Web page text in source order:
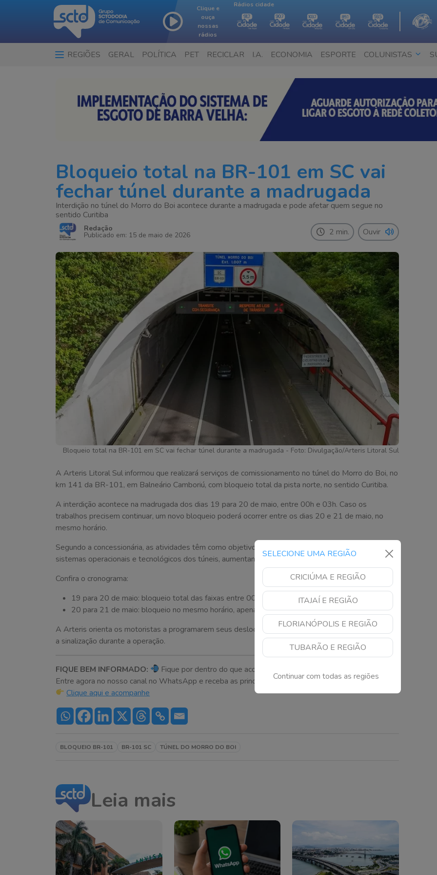
Clique e
ouça
nossas
rádios
Rádios cidade
REGIÕES GERAL POLÍTICA PET RECICLAR I.A. ECONOMIA ESPORTE COLUNISTAS
SELECIONE UMA REGIÃO
CRICIÚMA E REGIÃO
ITAJAÍ E REGIÃO
FLORIANÓPOLIS E REGIÃO
TUBARÃO E REGIÃO
Continuar com todas as regiões
Bloqueio total na BR-101 em SC vai
fechar túnel durante a madrugada
Interdição no túnel do Morro do Boi acontece durante a madrugada e pode afetar quem segue no
sentido Curitiba
Redação
Publicado em: 15 de maio de 2026 2 min. Ouvir
Bloqueio total na BR-101 em SC vai fechar túnel durante a madrugada - Foto: Divulgação/Arteris Litoral Sul
A Arteris Litoral Sul informou que realizará serviços de comissionamento no túnel do Morro do Boi, no
km 141 da BR-101, em Balneário Camboriú, com bloqueio total da pista norte, no sentido Curitiba.
A interdição acontece na madrugada dos dias 19 para 20 de maio, entre 00h e 03h. Caso os
trabalhos precisem continuar, um novo bloqueio poderá ocorrer entre os dias 20 e 21 de maio, no
mesmo horário.
Segundo a concessionária, as atividades têm como objetivo testar e garantir o funcionamento dos
sistemas operacionais e tecnológicos dos túneis, aumentando a segurança no trecho.
Confira o cronograma:
19 para 20 de maio: bloqueio total das faixas entre 00h e 03h;
20 para 21 de maio: bloqueio no mesmo horário, apenas se houver necessidade.
A Arteris orienta os motoristas a programarem seus deslocamentos com antecedência e respeitarem
a sinalização durante a operação.
FIQUE BEM INFORMADO:
Fique por dentro do que acontece em Santa Catarina!
Entre agora no nosso canal no WhatsApp e receba as principais notícias direto no seu celular.
Clique aqui e acompanhe
BLOQUEIO BR-101 BR-101 SC TÚNEL DO MORRO DO BOI
Leia mais